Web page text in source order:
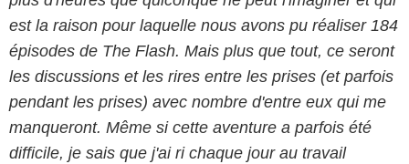
est la raison pour laquelle nous avons pu réaliser 184
épisodes de The Flash. Mais plus que tout, ce seront
les discussions et les rires entre les prises (et parfois
pendant les prises) avec nombre d'entre eux qui me
manqueront. Même si cette aventure a parfois été
difficile, je sais que j'ai ri chaque jour au travail